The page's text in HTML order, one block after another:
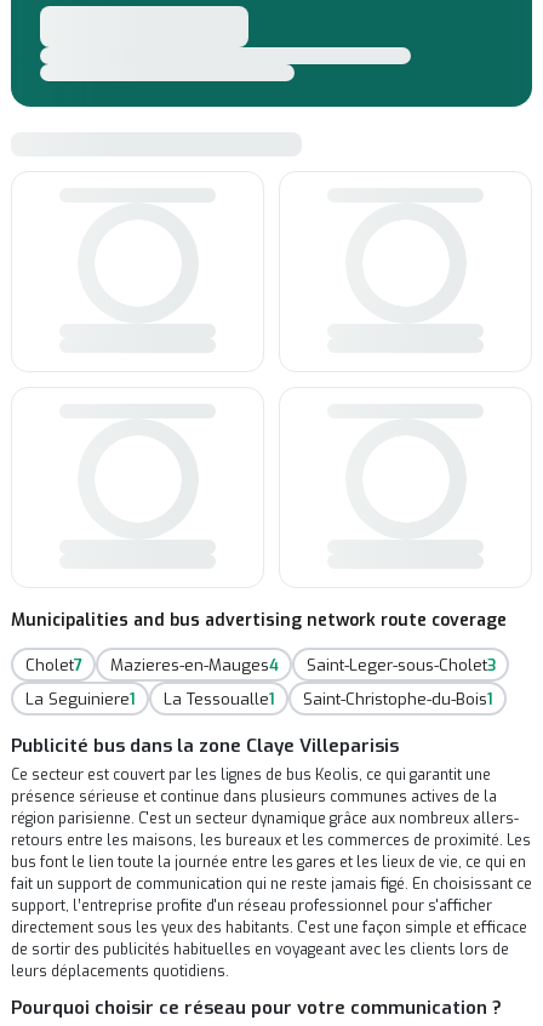
Municipalities and bus advertising network route coverage
Cholet7 Mazieres-en-Mauges4 Saint-Leger-sous-Cholet3
La Seguiniere1 La Tessoualle1 Saint-Christophe-du-Bois1
Publicité bus dans la zone Claye Villeparisis
Ce secteur est couvert par les lignes de bus Keolis, ce qui garantit une
présence sérieuse et continue dans plusieurs communes actives de la
région parisienne. C'est un secteur dynamique grâce aux nombreux allers-
retours entre les maisons, les bureaux et les commerces de proximité. Les
bus font le lien toute la journée entre les gares et les lieux de vie, ce qui en
fait un support de communication qui ne reste jamais figé. En choisissant ce
support, l’entreprise profite d'un réseau professionnel pour s'afficher
directement sous les yeux des habitants. C'est une façon simple et efficace
de sortir des publicités habituelles en voyageant avec les clients lors de
leurs déplacements quotidiens.
Pourquoi choisir ce réseau pour votre communication ?